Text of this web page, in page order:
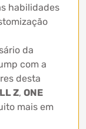
habilidades
da
com a
desta
Z, ONE
mais em